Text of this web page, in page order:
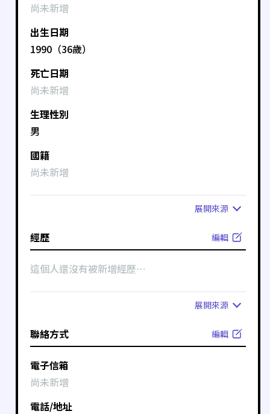
尚未新增
出生日期
1990（36歲）
死亡日期
尚未新增
生理性別
男
國籍
尚未新增
展開來源
經歷 編輯
這個人還沒有被新增經歷⋯
展開來源
聯絡方式 編輯
電子信箱
尚未新增
電話/地址